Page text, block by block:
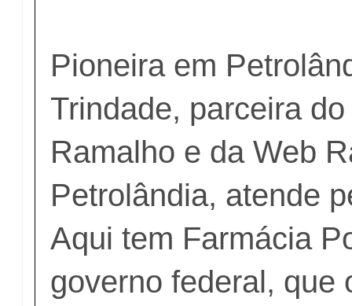
Pioneira em
Trindade, parceira
Ramalho e da Web
Petrolândia, atende
Aqui tem Farmácia
governo federal, que